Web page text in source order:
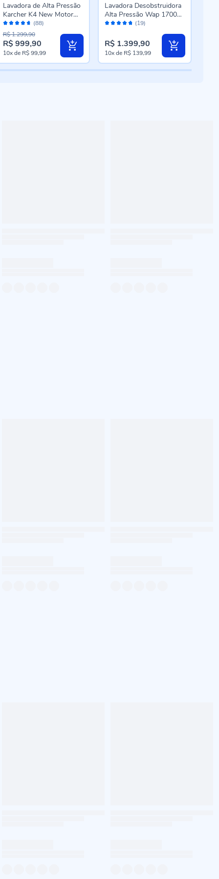
Avaliação:
92%
(88)
Lavadora de Alta Pressão
Karcher K4 New Motor
1700w 1885psi
R$ 999,90
R$ 1.299,90
10xde R$ 99,99
Avaliação: (19)
Lavadora Desobstruidora
Alta Pressão Wap 1700w
Bravo Ultra 2550
R$ 1.399,90
10xde R$ 139,99